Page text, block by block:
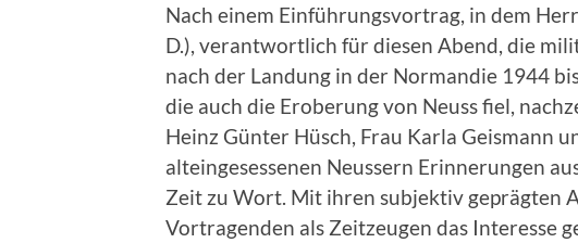
Nach einem Einführungsvortrag, in dem
D.), verantwortlich für diesen Abend, die
nach der Landung in der Normandie 1944
die auch die Eroberung von Neuss fiel,
Heinz Günter Hüsch, Frau Karla Geismann
alteingesessenen Neussern Erinnerungen
Zeit zu Wort. Mit ihren subjektiv geprägten
Vortragenden als Zeitzeugen das Interesse